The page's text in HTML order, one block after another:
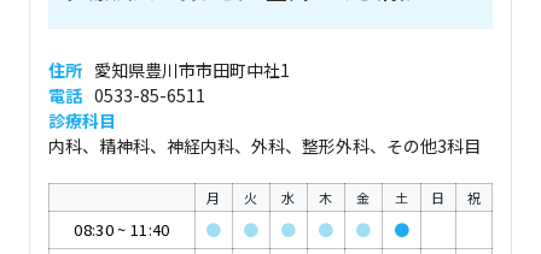
住所 愛知県豊川市市田町中社1
電話 0533-85-6511
診療科目
内科、精神科、神経内科、外科、整形外科、その他3科目
月 火 水 木 金 土 日 祝
08:30~ 11:40 ● ● ● ● ●
●